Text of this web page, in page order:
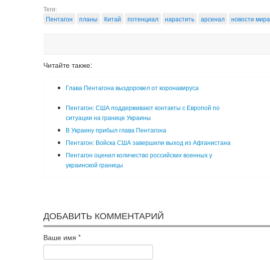
Теги:
Пентагон
планы Китай потенциал нарастить арсенал новости мира
Читайте также:
Глава Пентагона выздоровел от коронавируса
Пентагон: США поддерживают контакты с Европой по
ситуации на границе Украины
В Украину прибыл глава Пентагона
Пентагон: Войска США завершили выход из Афганистана
Пентагон оценил количество российских военных у
украинской границы
ДОБАВИТЬ КОММЕНТАРИЙ
Ваше имя *